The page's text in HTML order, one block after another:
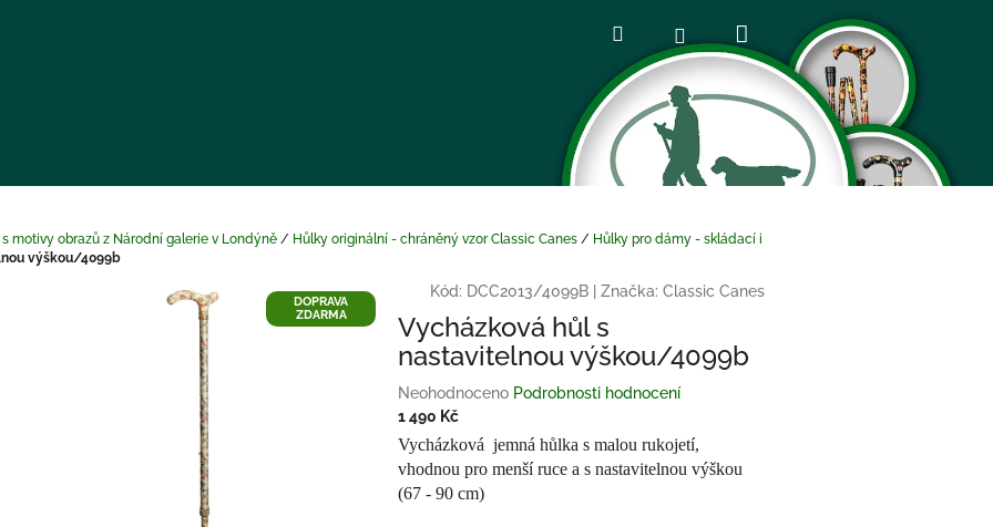
Hledat PřihlášeníNákupní
košík
s motivy obrazů z Národní galerie v Londýně / Hůlky originální - chráněný vzor Classic Canes / Hůlky pro dámy - skládací i
výškou/4099b
DOPRAVA
ZDARMA
Kód: DCC2013/4099B Značka: Classic Canes
Vycházková hůl s
nastavitelnou výškou/4099b
Průměrné
hodnocení
produktu
0,0
z
Neohodnoceno Podrobnosti hodnocení
1 490 Kč
Měrná
cena:
Vycházková jemná hůlka s malou rukojetí,
vhodnou pro menší ruce a s nastavitelnou výškou
(67 - 90 cm)